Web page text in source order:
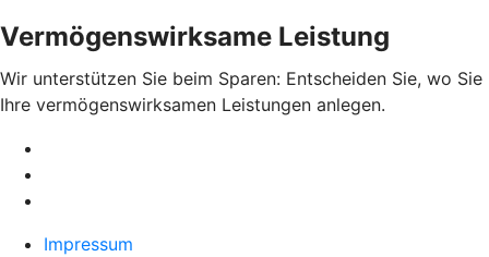
Vermögenswirksame Leistung
Wir unterstützen Sie beim Sparen: Entscheiden Sie, wo Sie
Ihre vermögenswirksamen Leistungen anlegen.
Impressum